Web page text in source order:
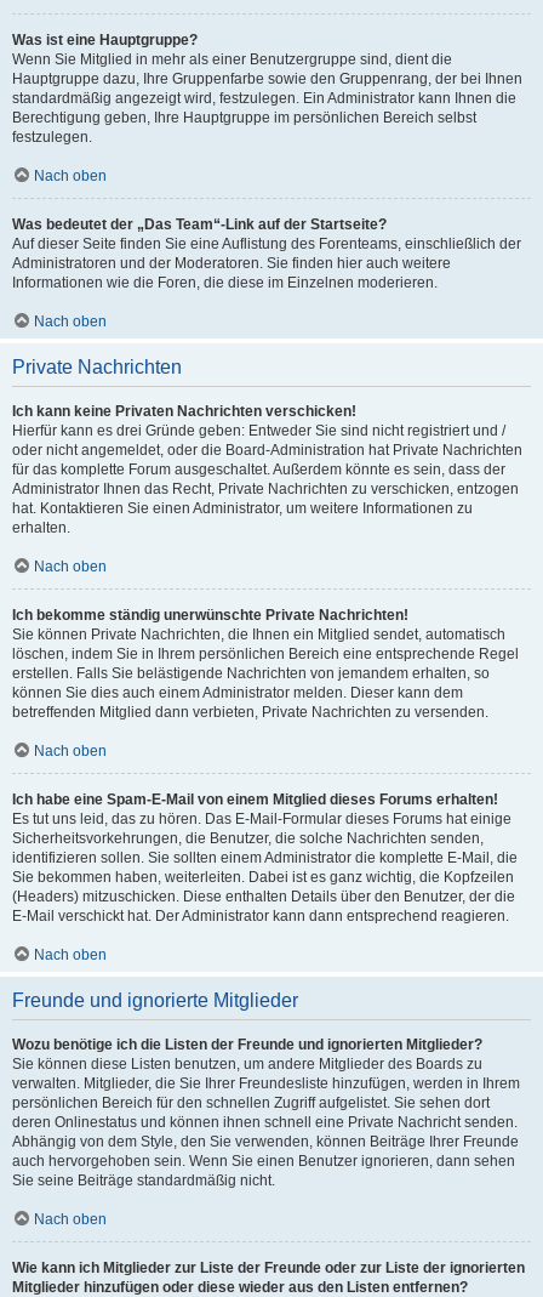
Was ist eine Hauptgruppe?
Wenn Sie Mitglied in mehr als einer Benutzergruppe sind, dient die
Hauptgruppe dazu, Ihre Gruppenfarbe sowie den Gruppenrang, der bei Ihnen
standardmäßig angezeigt wird, festzulegen. Ein Administrator kann Ihnen die
Berechtigung geben, Ihre Hauptgruppe im persönlichen Bereich selbst
festzulegen.
Nach oben
Was bedeutet der „Das Team“-Link auf der Startseite?
Auf dieser Seite finden Sie eine Auflistung des Forenteams, einschließlich der
Administratoren und der Moderatoren. Sie finden hier auch weitere
Informationen wie die Foren, die diese im Einzelnen moderieren.
Nach oben
Private Nachrichten
Ich kann keine Privaten Nachrichten verschicken!
Hierfür kann es drei Gründe geben: Entweder Sie sind nicht registriert und /
oder nicht angemeldet, oder die Board-Administration hat Private Nachrichten
für das komplette Forum ausgeschaltet. Außerdem könnte es sein, dass der
Administrator Ihnen das Recht, Private Nachrichten zu verschicken, entzogen
hat. Kontaktieren Sie einen Administrator, um weitere Informationen zu
erhalten.
Nach oben
Ich bekomme ständig unerwünschte Private Nachrichten!
Sie können Private Nachrichten, die Ihnen ein Mitglied sendet, automatisch
löschen, indem Sie in Ihrem persönlichen Bereich eine entsprechende Regel
erstellen. Falls Sie belästigende Nachrichten von jemandem erhalten, so
können Sie dies auch einem Administrator melden. Dieser kann dem
betreffenden Mitglied dann verbieten, Private Nachrichten zu versenden.
Nach oben
Ich habe eine Spam-E-Mail von einem Mitglied dieses Forums erhalten!
Es tut uns leid, das zu hören. Das E-Mail-Formular dieses Forums hat einige
Sicherheitsvorkehrungen, die Benutzer, die solche Nachrichten senden,
identifizieren sollen. Sie sollten einem Administrator die komplette E-Mail, die
Sie bekommen haben, weiterleiten. Dabei ist es ganz wichtig, die Kopfzeilen
(Headers) mitzuschicken. Diese enthalten Details über den Benutzer, der die
E-Mail verschickt hat. Der Administrator kann dann entsprechend reagieren.
Nach oben
Freunde und ignorierte Mitglieder
Wozu benötige ich die Listen der Freunde und ignorierten Mitglieder?
Sie können diese Listen benutzen, um andere Mitglieder des Boards zu
verwalten. Mitglieder, die Sie Ihrer Freundesliste hinzufügen, werden in Ihrem
persönlichen Bereich für den schnellen Zugriff aufgelistet. Sie sehen dort
deren Onlinestatus und können ihnen schnell eine Private Nachricht senden.
Abhängig von dem Style, den Sie verwenden, können Beiträge Ihrer Freunde
auch hervorgehoben sein. Wenn Sie einen Benutzer ignorieren, dann sehen
Sie seine Beiträge standardmäßig nicht.
Nach oben
Wie kann ich Mitglieder zur Liste der Freunde oder zur Liste der ignorierten
Mitglieder hinzufügen oder diese wieder aus den Listen entfernen?